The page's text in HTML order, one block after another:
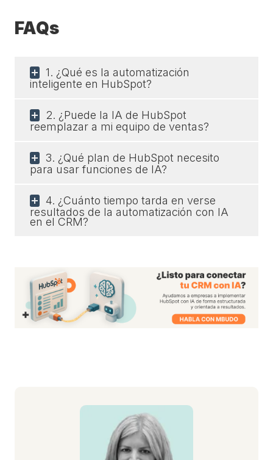
FAQs
1. ¿Qué es la automatización
inteligente en HubSpot?
2. ¿Puede la IA de HubSpot
reemplazar a mi equipo de ventas?
3. ¿Qué plan de HubSpot necesito
para usar funciones de IA?
4. ¿Cuánto tiempo tarda en verse
resultados de la automatización con IA
en el CRM?